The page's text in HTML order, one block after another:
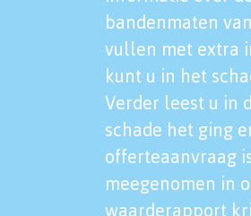
bandenmaten
vullen met extra
kunt u in het
Verder leest u in
schade het ging
offerteaanvraag
meegenomen in
waarderapport